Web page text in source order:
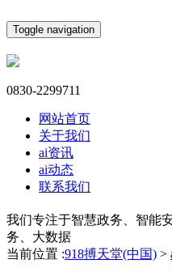
Toggle navigation
0830-2299711
网站首页
关于我们
ai资讯
ai动态
联系我们
我们专注于智慧政务、智能
务、大数据
当前位置 :918搏天堂(中国) >